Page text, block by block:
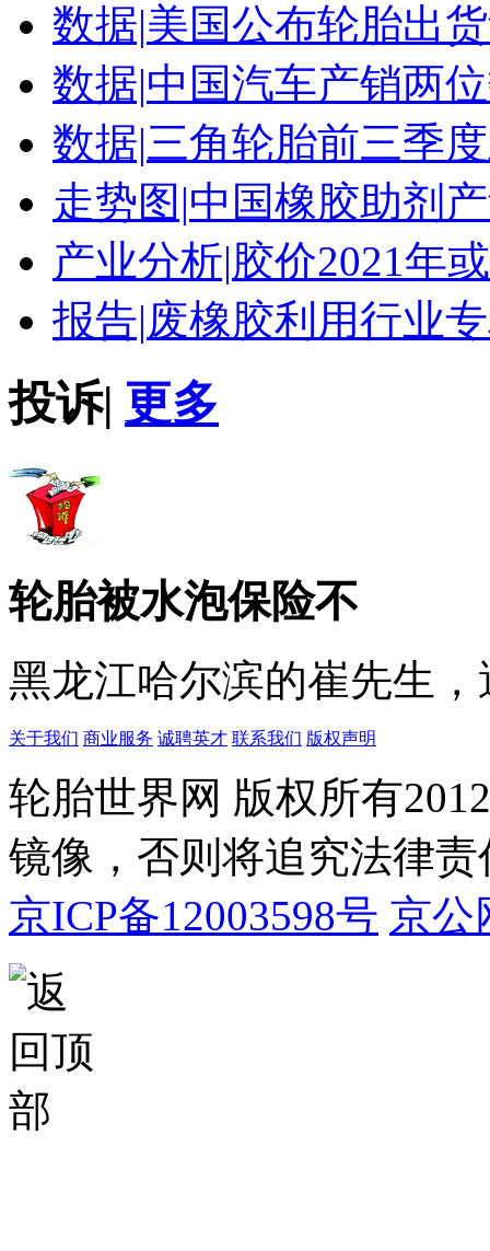
数据|美国公布轮胎出
数据|中国汽车产销两
数据|三角轮胎前三季
走势图|中国橡胶助剂
产业分析|胶价2021年
报告|废橡胶利用行业
投诉| 更多
轮胎被水泡保险不
黑龙江哈尔滨的崔先生
关于我们 商业服务 诚聘英才 联系我们 版权声明
轮胎世界网 版权所有
镜像，否则将追究法律责
京ICP备12003598号 京公